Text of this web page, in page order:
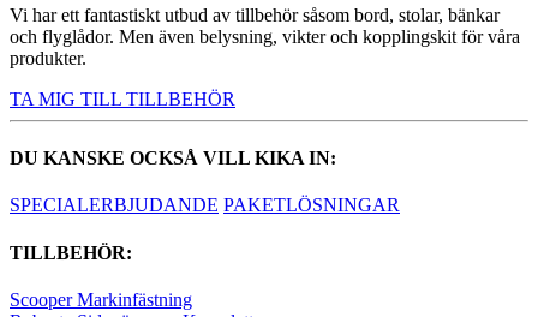
Vi har ett fantastiskt utbud av tillbehör såsom bord, stolar, bänkar
och flyglådor. Men även belysning, vikter och kopplingskit för våra
produkter.
TA MIG TILL TILLBEHÖR
DU KANSKE OCKSÅ VILL KIKA IN:
SPECIALERBJUDANDE PAKETLÖSNINGAR
TILLBEHÖR:
Scooper Markinfästning